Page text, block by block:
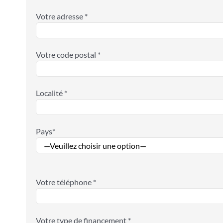
Votre adresse *
Votre code postal *
Localité *
Pays*
Votre téléphone *
Votre type de financement *